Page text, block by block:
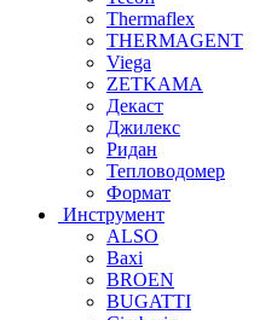
Thermaflex
THERMAGENT
Viega
ZETKAMA
Декаст
Джилекс
Ридан
Тепловодомер
Формат
Инструмент
ALSO
Baxi
BROEN
BUGATTI